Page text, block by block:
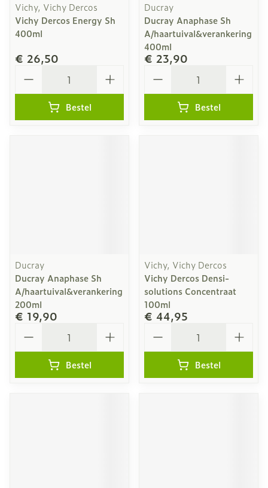
Vichy, Vichy Dercos
Vichy Dercos Energy Sh
400ml
€ 26,50
Bestel
Ducray
Ducray Anaphase Sh
A/haartuival&verankering
400ml
€ 23,90
Bestel
Ducray
Ducray Anaphase Sh
A/haartuival&verankering
200ml
€ 19,90
Bestel
Vichy, Vichy Dercos
Vichy Dercos Densi-
solutions Concentraat
100ml
€ 44,95
Bestel